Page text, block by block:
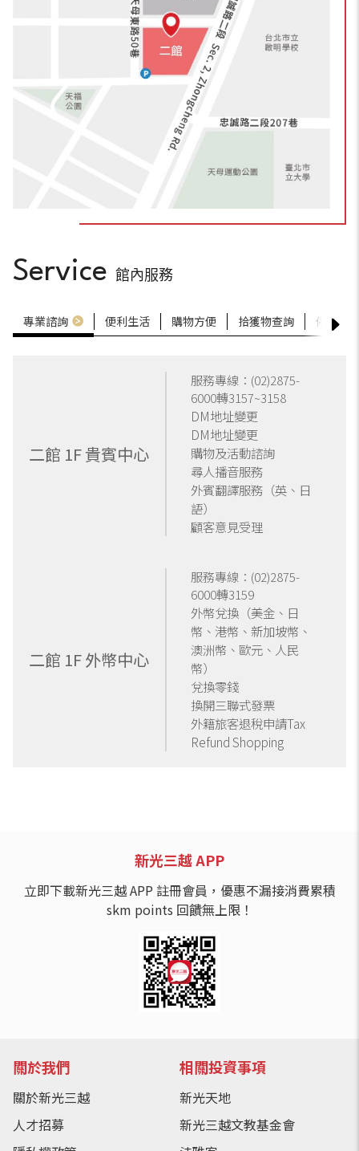
Service 館內服務
專業諮詢 便利生活 購物方便 拾獲物查詢 停車服
二館 1F 貴賓中心
服務專線： (02)2875-
6000轉3157~3158
DM地址變更
DM地址變更
購物及活動諮詢
尋人播音服務
外賓翻譯服務（英、日
語）
顧客意見受理
二館 1F 外幣中心
服務專線： (02)2875-
6000轉3159
外幣兌換（美金、日
幣、港幣、新加坡幣、
澳洲幣、歐元、人民
幣）
兌換零錢
換開三聯式發票
外籍旅客退稅申請Tax
Refund Shopping
新光三越 APP
立即下載新光三越 APP 註冊會員，優惠不漏接消費累積
skm points 回饋無上限！
關於我們
關於新光三越
人才招募
相關投資事項
新光天地
新光三越文教基金會